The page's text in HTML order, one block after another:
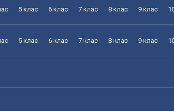
5 клас 6 клас 7 клас 8 клас 9 клас
5 клас 6 клас 7 клас 8 клас 9 клас